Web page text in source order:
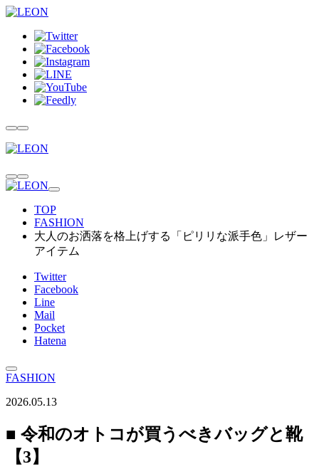
TOP
FASHION
大人のお洒落を格上げする「ピリリな派手色」レザー
アイテム
Twitter
Facebook
Line
Mail
Pocket
Hatena
FASHION
2026.05.13
■ 令和のオトコが買うべきバッグと靴
【3】